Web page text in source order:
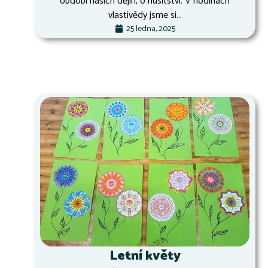
vlastivědy jsme si...
25 ledna, 2025
Letní květy